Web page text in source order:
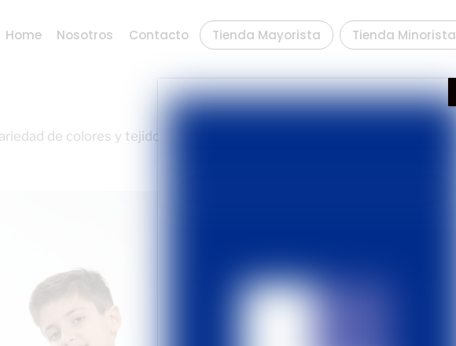
Home Nosotros Contacto Tienda Mayorista Tienda Minorista
de colores y tejidos de uso diarios para ir al colegio.